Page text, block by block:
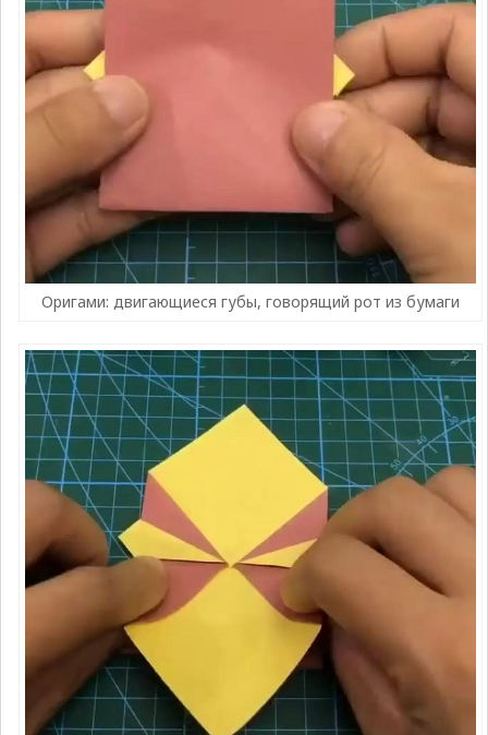
Оригами: двигающиеся губы, говорящий рот из бумаги